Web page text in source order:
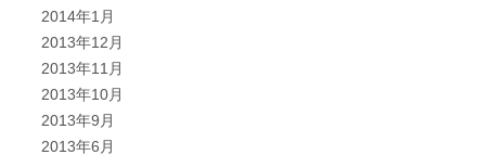
2014年1月
2013年12月
2013年11月
2013年10月
2013年9月
2013年6月